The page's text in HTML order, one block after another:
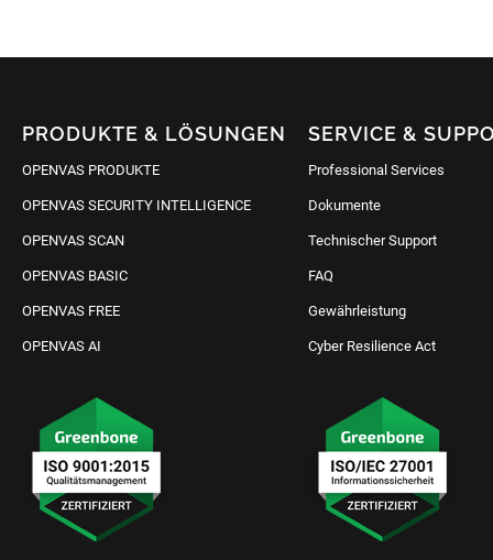
PRODUKTE & LÖSUNGEN
OPENVAS PRODUKTE
OPENVAS SECURITY INTELLIGENCE
OPENVAS SCAN
OPENVAS BASIC
OPENVAS FREE
OPENVAS AI
SERVICE &
Professional Services
Dokumente
Technischer Support
FAQ
Gewährleistung
Cyber Resilience Act